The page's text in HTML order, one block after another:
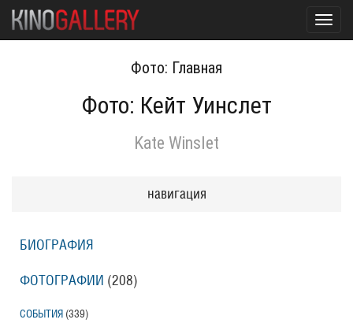
Фото: Главная
Фото: Кейт Уинслет
Kate Winslet
навигация
БИОГРАФИЯ
ФОТОГРАФИИ (208)
СОБЫТИЯ (339)